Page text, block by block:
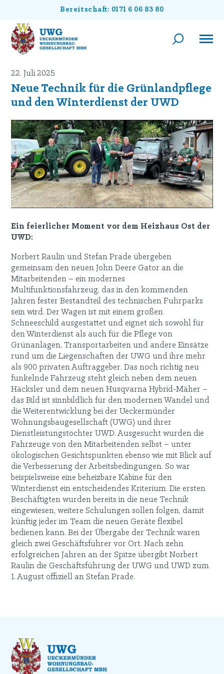
Bereitschaft: 0171 6 06 83 80
22. Juli 2025
Neue Technik für die Grünlandpflege
und den Winterdienst der UWD
Ein feierlicher Moment vor dem Heizhaus Ost der
UWD:
Norbert Raulin und Stefan Prade übergeben
gemeinsam den neuen John Deere Gator an die
Mitarbeitenden – ein modernes
Multifunktionsfahrzeug, das in den kommenden
Jahren fester Bestandteil des technischen Fuhrparks
sein wird. Der Wagen ist mit einem großen
Schneeschild ausgestattet und eignet sich sowohl für
den Winterdienst als auch für die Pflege von
Grünanlagen, Transportarbeiten und andere Einsätze
rund um die Liegenschaften der UWG und ihre mehr
als 900 privaten Auftraggeber. Das noch richtig neu
funkelnde Fahrzeug steht gleich neben dem neuen
Häcksler und dem neuen Husqvarna Hybrid-Mäher –
das Bild ist sinnbildlich für den modernen Wandel und
die Weiterentwicklung bei der Ueckermünder
Wohnungsbaugesellschaft (UWG) und ihrer
Dienstleistungstochter UWD. Ausgesucht wurden die
Fahrzeuge von den Mitarbeitenden selbst – unter
ökologischen Gesichtspunkten ebenso wie mit Blick auf
die Verbesserung der Arbeitsbedingungen. So war
beispielsweise eine beheizbare Kabine für den
Winterdienst ein entscheidendes Kriterium. Die ersten
Beschäftigten wurden bereits in die neue Technik
eingewiesen, weitere Schulungen sollen folgen, damit
künftig jeder im Team die neuen Geräte flexibel
bedienen kann. Bei der Übergabe der Technik waren
gleich zwei Geschäftsführer vor Ort. Nach zehn
erfolgreichen Jahren an der Spitze übergibt Norbert
Raulin die Geschäftsführung der UWG und UWD zum
1. August offiziell an Stefan Prade.